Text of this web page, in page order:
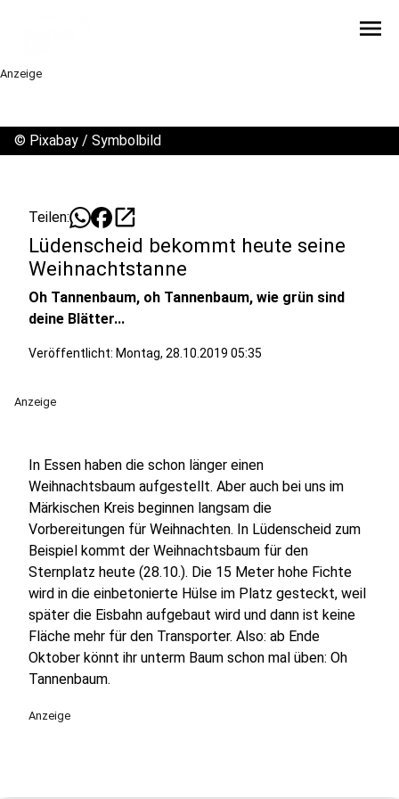
menu
Anzeige
© Pixabay / Symbolbild
Teilen: open_in_new
Lüdenscheid bekommt heute seine
Weihnachtstanne
Oh Tannenbaum, oh Tannenbaum, wie grün sind
deine Blätter...
Veröffentlicht: Montag, 28.10.2019 05:35
Anzeige
In Essen haben die schon länger einen
Weihnachtsbaum aufgestellt. Aber auch bei uns im
Märkischen Kreis beginnen langsam die
Vorbereitungen für Weihnachten. In Lüdenscheid zum
Beispiel kommt der Weihnachtsbaum für den
Sternplatz heute (28.10.). Die 15 Meter hohe Fichte
wird in die einbetonierte Hülse im Platz gesteckt, weil
später die Eisbahn aufgebaut wird und dann ist keine
Fläche mehr für den Transporter. Also: ab Ende
Oktober könnt ihr unterm Baum schon mal üben: Oh
Tannenbaum.
Anzeige